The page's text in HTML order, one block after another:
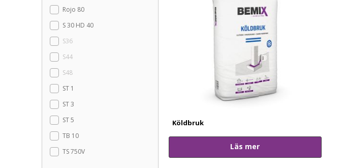
Rojo 80
S 30 HD 40
S36
S44
S48
ST 1
ST 3
ST 5
TB 10
TS 750V
Köldbruk
Läs mer